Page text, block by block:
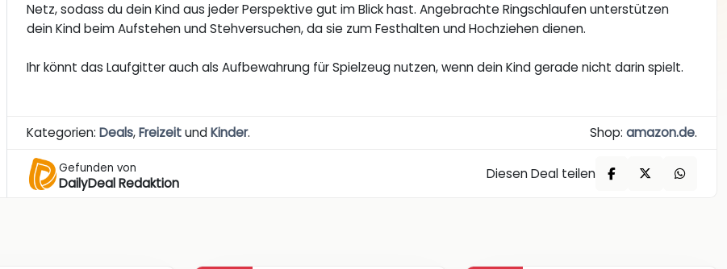
Netz, sodass du dein Kind aus jeder Perspektive gut im Blick hast. Angebrachte Ringschlaufen unterstützen
dein Kind beim Aufstehen und Stehversuchen, da sie zum Festhalten und Hochziehen dienen.
Ihr könnt das Laufgitter auch als Aufbewahrung für Spielzeug nutzen, wenn dein Kind gerade nicht darin spielt.
Kategorien:Deals,FreizeitundKinder. Shop: amazon.de.
Gefunden von
DailyDeal Redaktion
Diesen Deal teilen